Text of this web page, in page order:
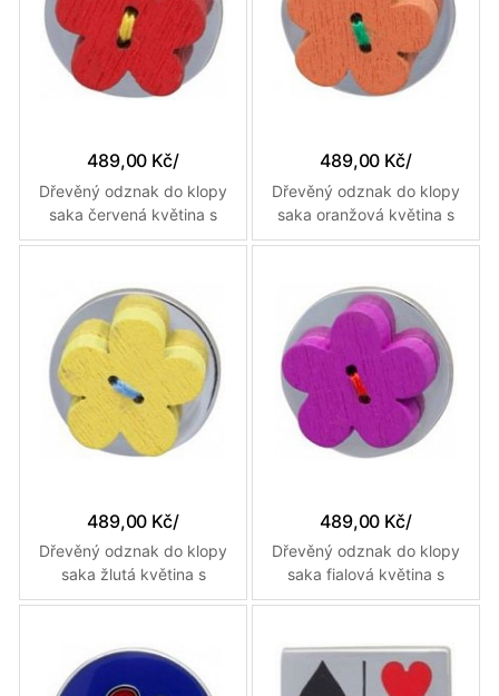
489,00 Kč/
Dřevěný odznak do klopy
saka červená květina s
žlutým prošitím
489,00 Kč/
Dřevěný odznak do klopy
saka oranžová květina s
zelenou nití
489,00 Kč/
Dřevěný odznak do klopy
saka žlutá květina s
modrým prošitím
489,00 Kč/
Dřevěný odznak do klopy
saka fialová květina s
červenou nití